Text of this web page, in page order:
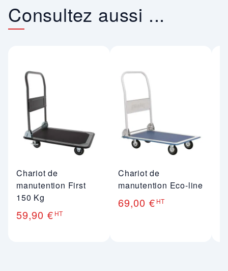
Consultez aussi ...
Chariot de
manutention First
150 Kg
59,90 € HT
Chariot de
manutention Eco-line
69,00 € HT